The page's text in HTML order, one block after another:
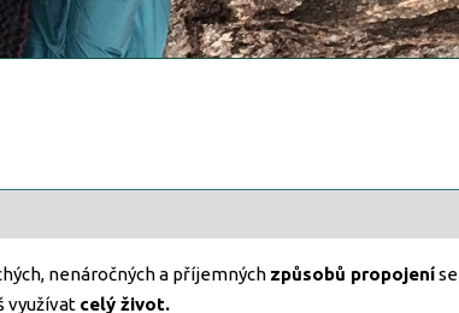
nenáročných a příjemných způsobů propojeníse
využívat celý život.